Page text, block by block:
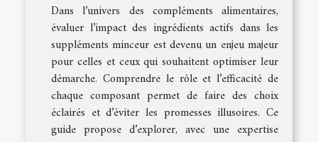
Dans l’univers des compléments alimentaires,
évaluer l’impact des ingrédients actifs dans les
suppléments minceur est devenu un enjeu majeur
pour celles et ceux qui souhaitent optimiser leur
démarche. Comprendre le rôle et l’efficacité de
chaque composant permet de faire des choix
éclairés et d’éviter les promesses illusoires. Ce
guide propose d’explorer, avec une expertise